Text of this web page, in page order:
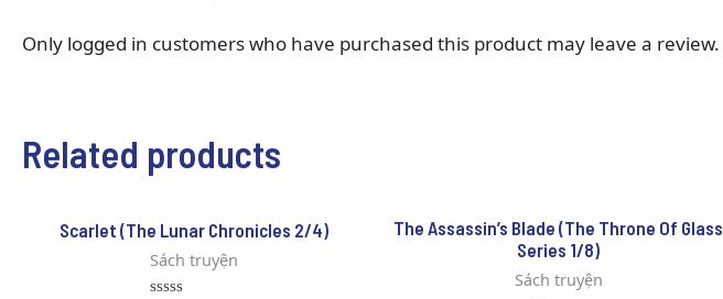
Only logged in customers who have purchased this product may leave a review.
Related products
Scarlet (The Lunar Chronicles 2/4)
Sách truyện
The Assassin’s Blade (The Throne Of Glass
Series 1/8)
Sách truyện